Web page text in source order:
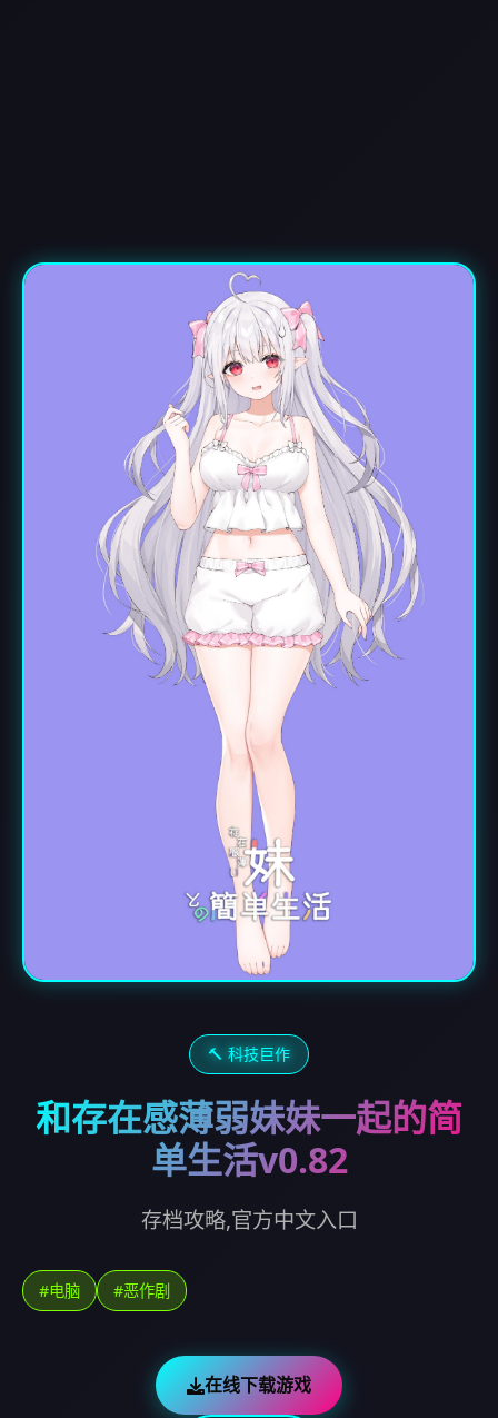
🔨 科技巨作
和存在感薄弱妹妹一起的简
单生活v0.82
存档攻略,官方中文入口
#电脑 #恶作剧
在线下载游戏